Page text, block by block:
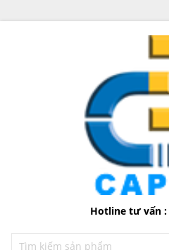
Hotline tư vấn :